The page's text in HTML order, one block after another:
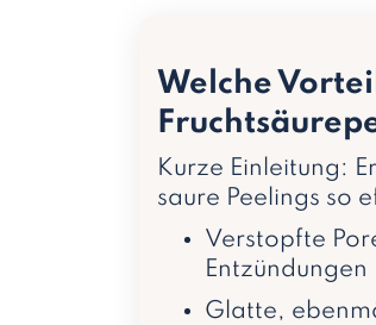
Welche
Kurze Einleitung:
saure Peelings so
Verstopfte
Entzündungen
Glatte,